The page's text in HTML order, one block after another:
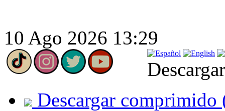
10 Ago 2026 13:29
Descargar comprimido